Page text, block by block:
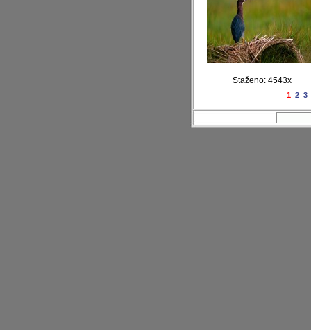
Staženo: 4543x
1 2 3